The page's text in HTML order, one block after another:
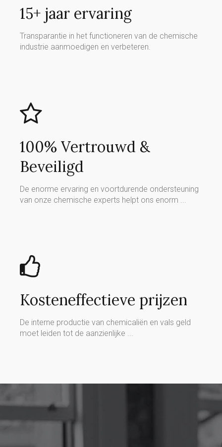
15+ jaar ervaring
Transparantie in het functioneren van de chemische
industrie aanmoedigen en verbeteren.
100% Vertrouwd &
Beveiligd
De enorme ervaring en voortdurende ondersteuning
van onze chemische experts helpt ons enorm ...
Kosteneffectieve prijzen
De interne productie van chemicaliën en vals geld
moet leiden tot de aanzienlijke ...